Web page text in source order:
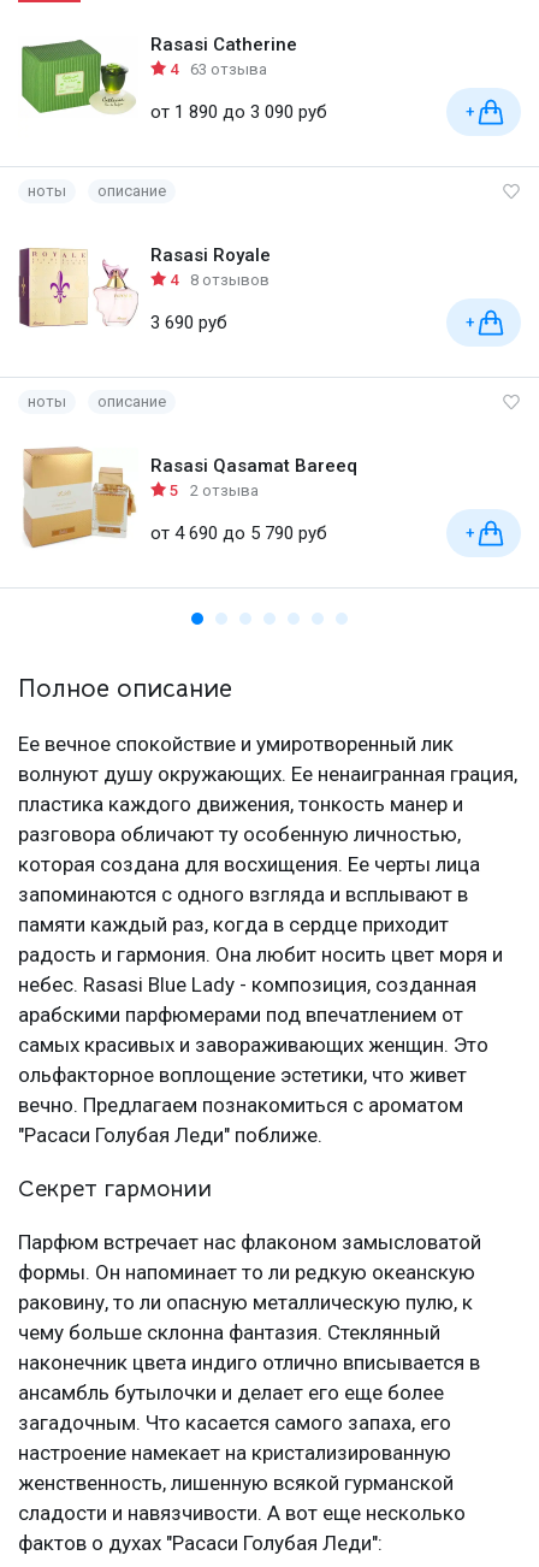
Rasasi Catherine
4 63 отзыва
от 1 890 до 3 090 руб +
ноты описание
Rasasi Royale
4 8 отзывов
3 690 руб +
ноты описание
Rasasi Qasamat Bareeq
5 2 отзыва
от 4 690 до 5 790 руб +
Полное описание
Ее вечное спокойствие и умиротворенный лик
волнуют душу окружающих. Ее ненаигранная грация,
пластика каждого движения, тонкость манер и
разговора обличают ту особенную личностью,
которая создана для восхищения. Ее черты лица
запоминаются с одного взгляда и всплывают в
памяти каждый раз, когда в сердце приходит
радость и гармония. Она любит носить цвет моря и
небес. Rasasi Blue Lady - композиция, созданная
арабскими парфюмерами под впечатлением от
самых красивых и завораживающих женщин. Это
ольфакторное воплощение эстетики, что живет
вечно. Предлагаем познакомиться с ароматом
"Расаси Голубая Леди" поближе.
Секрет гармонии
Парфюм встречает нас флаконом замысловатой
формы. Он напоминает то ли редкую океанскую
раковину, то ли опасную металлическую пулю, к
чему больше склонна фантазия. Стеклянный
наконечник цвета индиго отлично вписывается в
ансамбль бутылочки и делает его еще более
загадочным. Что касается самого запаха, его
настроение намекает на кристализированную
женственность, лишенную всякой гурманской
сладости и навязчивости. А вот еще несколько
фактов о духах "Расаси Голубая Леди":